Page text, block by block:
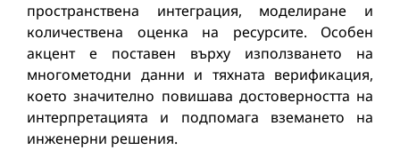
пространствена интеграция, моделиране и
количествена оценка на ресурсите. Особен
акцент е поставен върху използването на
многометодни данни и тяхната верификация,
което значително повишава достоверността на
интерпретацията и подпомага вземането на
инженерни решения.